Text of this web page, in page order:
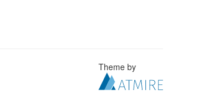
Theme by